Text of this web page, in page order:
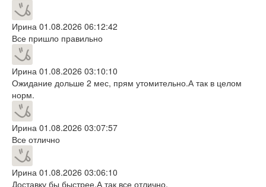
Ирина 01.08.2026 06:12:42
Все пришло правильно
Ирина 01.08.2026 03:10:10
Ожидание дольше 2 мес, прям утомительно.А так в целом
норм.
Ирина 01.08.2026 03:07:57
Все отлично
Ирина 01.08.2026 03:06:10
Доставку бы быстрее.А так все отлично.